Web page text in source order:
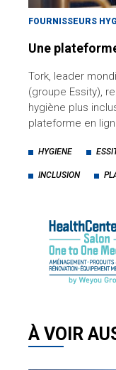
FOURNISSEURS
Une
Tork, leader
(groupe Essity),
hygiène plus
plateforme en
HYGIENE
INCLUSION
À VOIR